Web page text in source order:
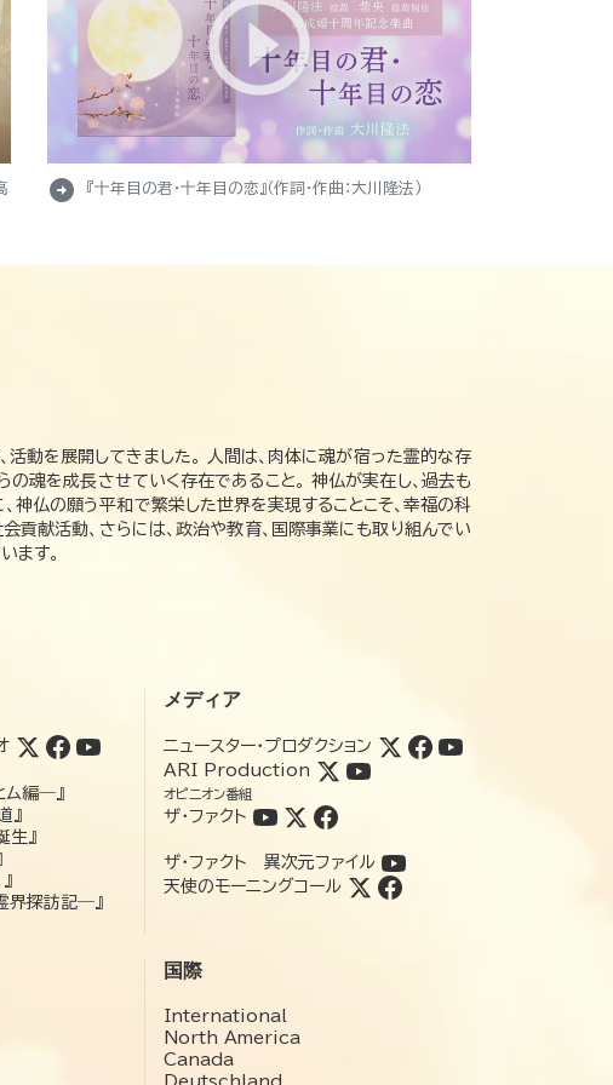
arrow_circle_right 『十年目の君・十年目の恋』（作詞・作曲：大川隆法）
動を展開してきました。 人間は、肉体に魂が宿った霊的な存
の魂を成長させていく存在であること。 神仏が実在し、過去も
神仏の願う平和で繁栄した世界を実現することこそ、幸福の科
献活動、さらには、政治や教育、国際事業にも取り組んでい
ます。
ム編―』
』
生』
界探訪記―』
メディア
ニュースター・プロダクション
ARI Production
オピニオン番組
ザ・ファクト
ザ・ファクト 異次元ファイル
天使のモーニングコール
国際
International
North America
Canada
Deutschland